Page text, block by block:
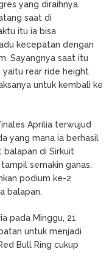
yang diraihnya.
saat di
itu ia bisa
kecepatan dengan
Sayangnya saat itu
yaitu rear ride height
untuk kembali ke
Aprilia terwujud
yang mana ia berhasil
balapan di Sirkuit
semakin ganas.
podium ke-2
balapan.
pada Minggu, 21
untuk menjadi
Bull Ring cukup